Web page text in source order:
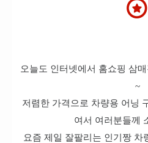
오늘도 인터넷에서 홈쇼핑 삼
~
저렴한 가격으로 차량용 어닝
여서 여러분들께
요즘 제일 잘팔리는 인기짱 차